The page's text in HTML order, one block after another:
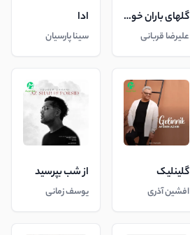
گلهای باران خورده
علیرضا قربانی
ادا
سینا پارسیان
گلینلیک
افشین آذری
از شب بپرسید
یوسف زمانی